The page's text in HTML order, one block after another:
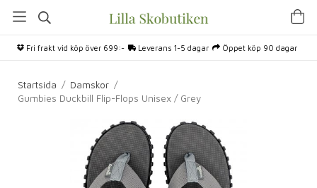
Fri frakt vid köp över 699:- Leverans 1-5 dagar Öppet köp 90 dagar
Startsida / Damskor /
Gumbies Duckbill Flip-Flops Unisex / Grey